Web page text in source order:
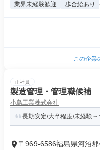
業界未経験歓迎 歩合給あり
この企業
正社員
製造管理・管理職候補
小島工業株式会社
長期安定/大卒程度/未経験
〒969-6586福島県河沼